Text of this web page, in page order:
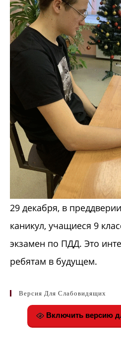
29 декабря, в
каникул, учащиеся 9
экзамен по ПДД. Это
ребятам в будущем.
Версия Для Слабовидящих
Включить версию